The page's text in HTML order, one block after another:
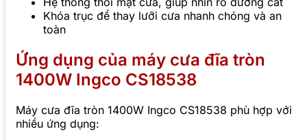
Khóa trục để thay lưỡi cưa nhanh chóng và an
toàn
Ứng dụng của máy cưa đĩa tròn
1400W Ingco CS18538
Máy cưa đĩa tròn 1400W Ingco CS18538 phù hợp với
nhiều ứng dụng: